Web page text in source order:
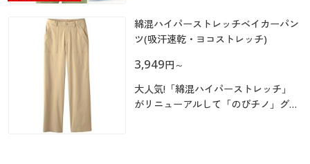
サポート
ご利用ガイド
よくある質問とお問い合わせ
ご利用ガイド
よくある質問とお問い合わせ
綿混ハイパーストレッチベイカーパン
ツ(吸汗速乾・ヨコストレッチ)
3,949円 ～
大人気!「綿混ハイパーストレッチ」
がリニューアルして「のびチノ」グ～